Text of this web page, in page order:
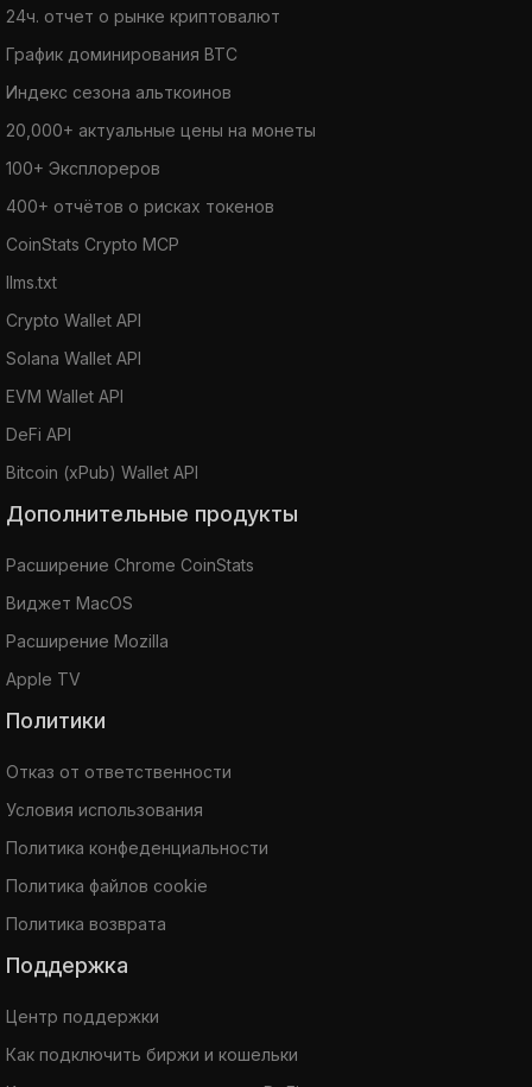
24ч. отчет о рынке криптовалют
График доминирования BTC
Индекс сезона альткоинов
20,000+ актуальные цены на монеты
100+ Эксплореров
400+ отчётов о рисках токенов
CoinStats Crypto MCP
llms.txt
Crypto Wallet API
Solana Wallet API
EVM Wallet API
DeFi API
Bitcoin (xPub) Wallet API
Дополнительные продукты
Расширение Chrome CoinStats
Виджет MacOS
Расширение Mozilla
Apple TV
Политики
Отказ от ответственности
Условия использования
Политика конфеденциальности
Политика файлов cookie
Политика возврата
Поддержка
Центр поддержки
Как подключить биржи и кошельки